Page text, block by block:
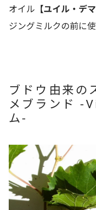
オイル 【ユイル・デ
ジングミルクの前に
ブドウ由来の
メブランド -
ム-